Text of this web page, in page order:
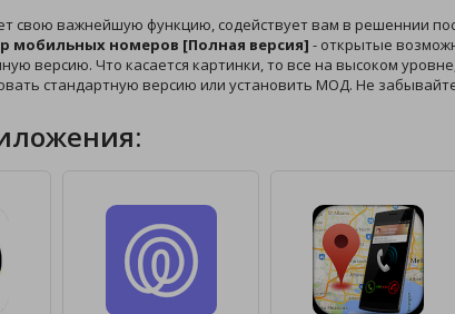
свою важнейшую функцию, содействует вам в решеннии
мобильных номеров [Полная версия] - открытые
версию. Что касается картинки, то все на высоком
стандартную версию или установить МОД. Не